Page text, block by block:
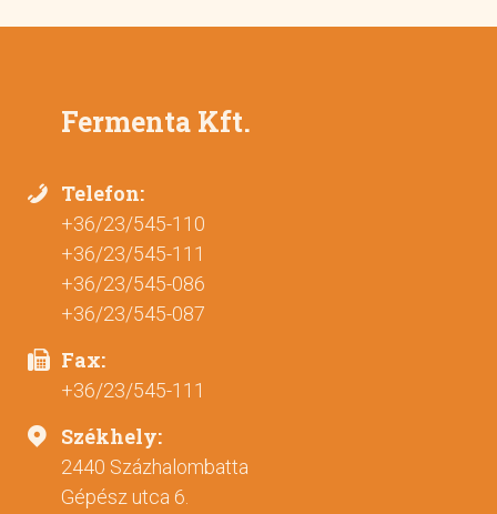
Fermenta Kft.
Telefon:
+36/23/545-110
+36/23/545-111
+36/23/545-086
+36/23/545-087
Fax:
+36/23/545-111
Székhely:
2440 Százhalombatta
Gépész utca 6.